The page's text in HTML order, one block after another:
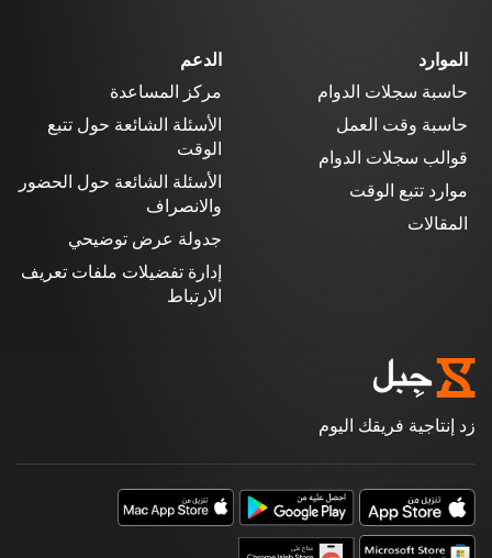
الموارد
حاسبة سجلات الدوام
حاسبة وقت العمل
قوالب سجلات الدوام
موارد تتبع الوقت
المقالات
الدعم
مركز المساعدة
الأسئلة الشائعة حول تتبع
الوقت
الأسئلة الشائعة حول الحضور
والانصراف
جدولة عرض توضيحي
إدارة تفضيلات ملفات تعريف
الارتباط
زد إنتاجية فريقك اليوم